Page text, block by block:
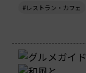
#レストラン・カフェ